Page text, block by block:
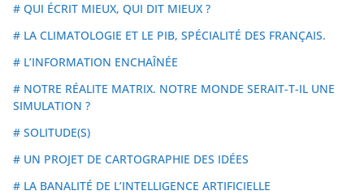
# QUI ÉCRIT MIEUX, QUI DIT MIEUX ?
# LA CLIMATOLOGIE ET LE PIB, SPÉCIALITÉ DES FRANÇAIS.
# L’INFORMATION ENCHAÎNÉE
# NOTRE RÉALITE MATRIX. NOTRE MONDE SERAIT-T-IL UNE
SIMULATION ?
# SOLITUDE(S)
# UN PROJET DE CARTOGRAPHIE DES IDÉES
# LA BANALITÉ DE L’INTELLIGENCE ARTIFICIELLE